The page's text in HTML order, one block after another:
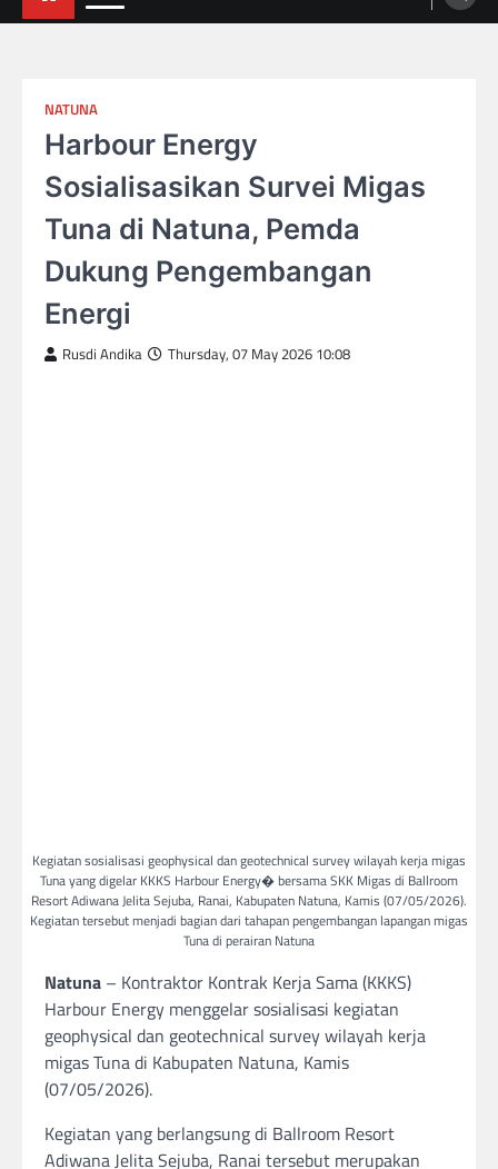
NATUNA
Harbour Energy
Sosialisasikan Survei Migas
Tuna di Natuna, Pemda
Dukung Pengembangan
Energi
Rusdi Andika Thursday, 07 May 2026 10:08
Kegiatan sosialisasi geophysical dan geotechnical survey wilayah kerja migas
Tuna yang digelar KKKS Harbour Energy⁠� bersama SKK Migas di Ballroom
Resort Adiwana Jelita Sejuba, Ranai, Kabupaten Natuna, Kamis (07/05/2026).
Kegiatan tersebut menjadi bagian dari tahapan pengembangan lapangan migas
Tuna di perairan Natuna
Natuna – Kontraktor Kontrak Kerja Sama (KKKS)
Harbour Energy⁠ menggelar sosialisasi kegiatan
geophysical dan geotechnical survey wilayah kerja
migas Tuna di Kabupaten Natuna, Kamis
(07/05/2026).
Kegiatan yang berlangsung di Ballroom Resort
Adiwana Jelita Sejuba, Ranai tersebut merupakan